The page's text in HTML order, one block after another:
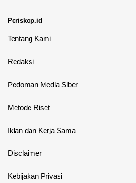
Periskop.id
Tentang Kami
Redaksi
Pedoman Media Siber
Metode Riset
Iklan dan Kerja Sama
Disclaimer
Kebijakan Privasi